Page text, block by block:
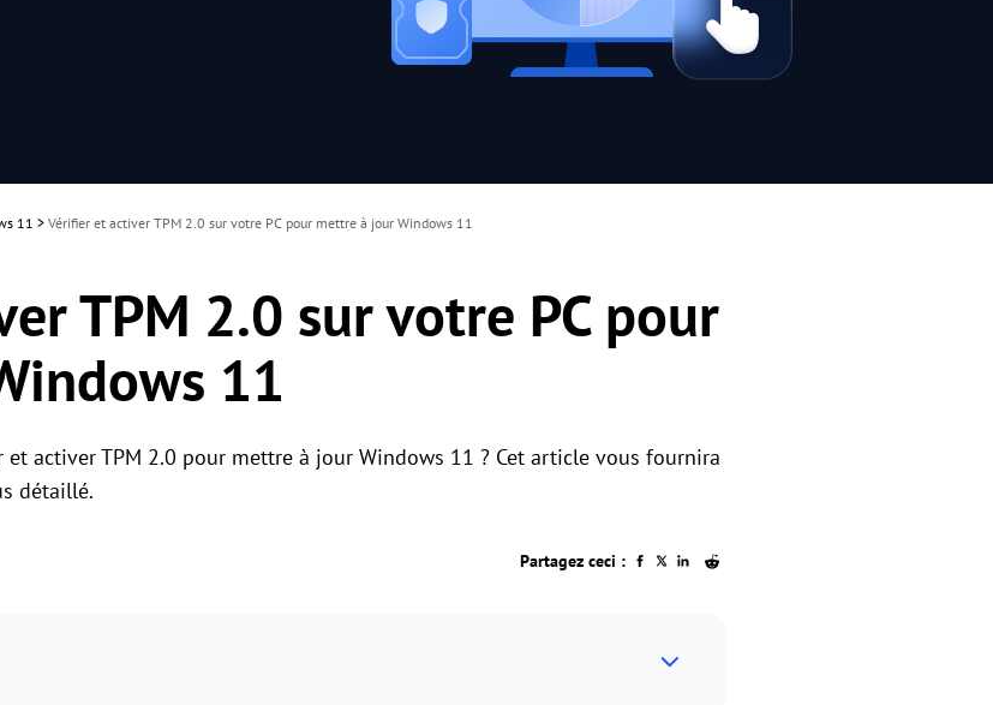
11 > Vérifier et activer TPM 2.0 sur votre PC pour mettre à jour Windows 11
TPM 2.0 sur votre PC pour
11
et activer TPM 2.0 pour mettre à jour Windows 11 ? Cet article vous fournira
détaillé.
Partagez ceci :